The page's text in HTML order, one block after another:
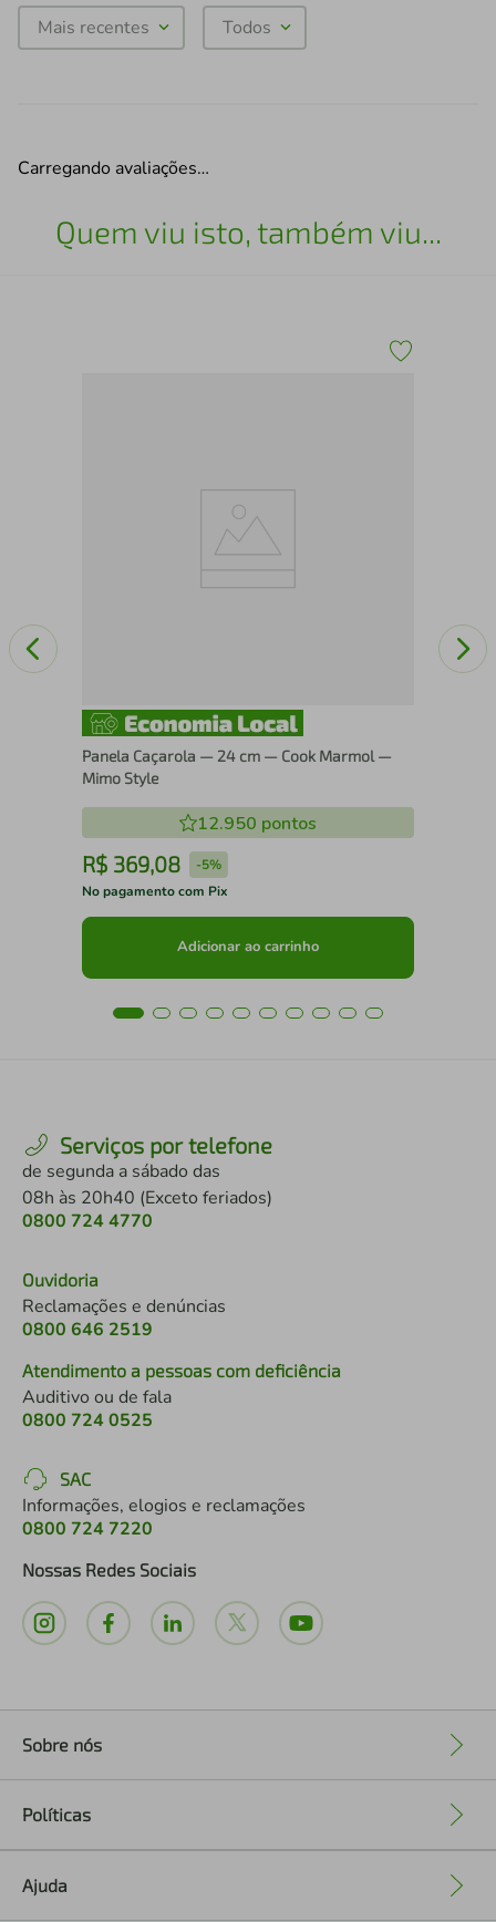
Mais recentes Todos
Carregando avaliações…
Quem viu isto, também viu...
Panela Caçarola — 24 cm — Cook Marmol —
Mimo Style
12.950 pontos
R$ 369,08 -5%
No pagamento com Pix
Adicionar ao carrinho
Serviços por telefone
de segunda a sábado das
08h às 20h40 (Exceto feriados)
0800 724 4770
Ouvidoria
Reclamações e denúncias
0800 646 2519
Atendimento a pessoas com deficiência
Auditivo ou de fala
0800 724 0525
SAC
Informações, elogios e reclamações
0800 724 7220
Nossas Redes Sociais
Sobre nós
Políticas
Ajuda